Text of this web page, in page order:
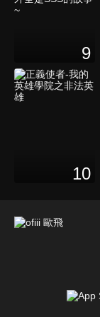
9
10